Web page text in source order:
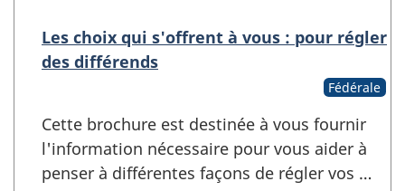
Les choix qui s'offrent à vous : pour régler
des différends
Fédérale
Cette brochure est destinée à vous fournir
l'information nécessaire pour vous aider à
penser à différentes façons de régler vos …